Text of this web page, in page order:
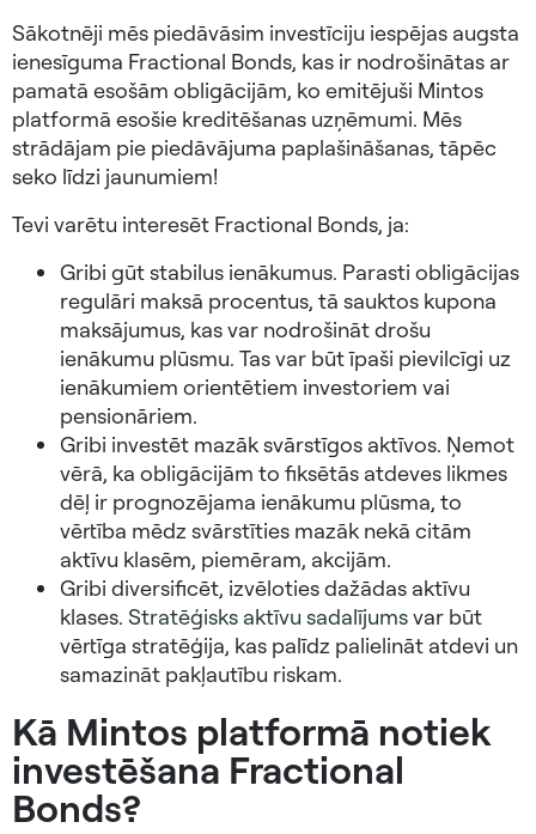
Sākotnēji mēs piedāvāsim investīciju iespējas augsta
ienesīguma Fractional Bonds, kas ir nodrošinātas ar
pamatā esošām obligācijām, ko emitējuši Mintos
platformā esošie kreditēšanas uzņēmumi. Mēs
strādājam pie piedāvājuma paplašināšanas, tāpēc
seko līdzi jaunumiem!
Tevi varētu interesēt Fractional Bonds, ja:
Gribi gūt stabilus ienākumus. Parasti obligācijas
regulāri maksā procentus, tā sauktos kupona
maksājumus, kas var nodrošināt drošu
ienākumu plūsmu. Tas var būt īpaši pievilcīgi uz
ienākumiem orientētiem investoriem vai
pensionāriem.
Gribi investēt mazāk svārstīgos aktīvos. Ņemot
vērā, ka obligācijām to fiksētās atdeves likmes
dēļ ir prognozējama ienākumu plūsma, to
vērtība mēdz svārstīties mazāk nekā citām
aktīvu klasēm, piemēram, akcijām.
Gribi diversificēt, izvēloties dažādas aktīvu
klases. Stratēģisks aktīvu sadalījumsvar būt
vērtīga stratēģija, kas palīdz palielināt atdevi un
samazināt pakļautību riskam.
Kā Mintos platformā notiek
investēšana Fractional
Bonds?